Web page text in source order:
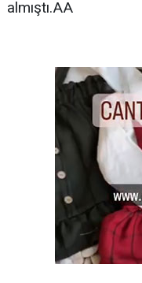
almıştı.AA